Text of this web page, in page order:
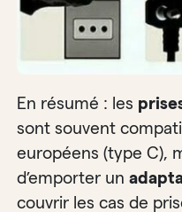
En résumé : les
sont souvent
européens (type C),
d’emporter un
couvrir les cas de